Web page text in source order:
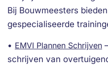
Bij Bouwmeesters
gespecialiseerde
• EMVI Plannen Schrijven
schrijven van